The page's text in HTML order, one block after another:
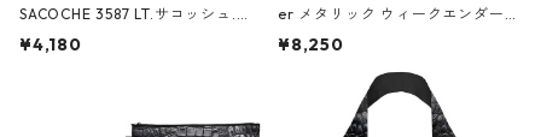
SACOCHE 3587 LT.サコッシュ.ル
ミエ-B ショルダーバッグ グロスピ
¥4,180
er メタリック ウィークエンダー
ボストンバッグ ショルダーバッグ
Black ジャン=ミッシェル・バスキ
ア/クラウン ブラック
¥8,250